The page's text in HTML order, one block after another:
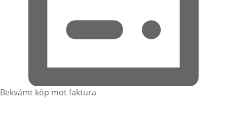
Bekvämt köp mot faktura